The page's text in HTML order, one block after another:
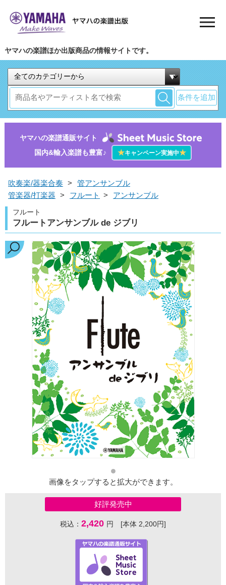
ヤマハの楽譜ほか出版商品の情報サイトです。
条件を追加
ヤマハの楽譜通販サイト
国内&輸入楽譜も豊富♪
★キャンペーン実施中★
吹奏楽/器楽合奏 >
管アンサンブル
管楽器/打楽器 > フルート > アンサンブル
フルート
フルートアンサンブル de ジブリ
画像をタップすると拡大ができます。
好評発売中
税込： 2,420 円 [本体 2,200円]